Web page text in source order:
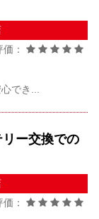
：
でき...
ー交換での
：